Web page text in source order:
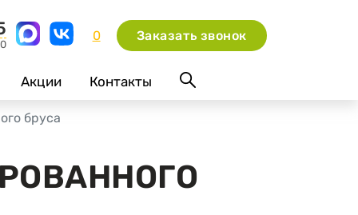
0 Заказать звонок
Акции Контакты
бруса